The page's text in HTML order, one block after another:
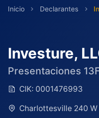
Inicio Declarantes
Investure,
Presentaciones
CIK: 0001476993
Charlottesville 240